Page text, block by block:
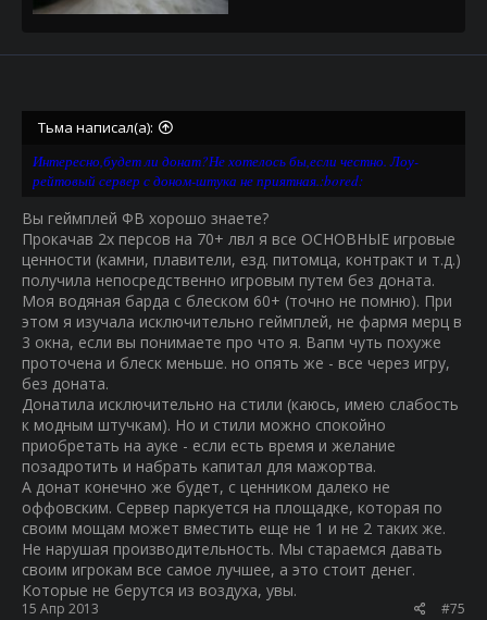
Тьма написал(а):
Интересно,будет ли донат?Не хотелось бы,если честно. Лоу-
рейтовый сервер с доном-штука не приятная.:bored:
Вы геймплей ФВ хорошо знаете?
Прокачав 2х персов на 70+ лвл я все ОСНОВНЫЕ игровые
ценности (камни, плавители, езд. питомца, контракт и т.д.)
получила непосредственно игровым путем без доната.
Моя водяная барда с блеском 60+ (точно не помню). При
этом я изучала исключительно геймплей, не фармя мерц в
3 окна, если вы понимаете про что я. Вапм чуть похуже
проточена и блеск меньше. но опять же - все через игру,
без доната.
Донатила исключительно на стили (каюсь, имею слабость
к модным штучкам). Но и стили можно спокойно
приобретать на ауке - если есть время и желание
позадротить и набрать капитал для мажортва.
А донат конечно же будет, с ценником далеко не
оффовским. Сервер паркуется на площадке, которая по
своим мощам может вместить еще не 1 и не 2 таких же.
Не нарушая производительность. Мы стараемся давать
своим игрокам все самое лучшее, а это стоит денег.
Которые не берутся из воздуха, увы.
15 Апр 2013 #75